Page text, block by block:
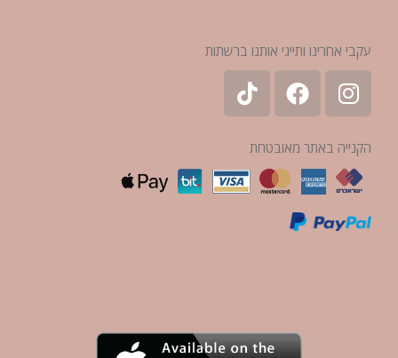
עקבי אחרינו ותייגי אותנו ברשתות
הקנייה באתר מאובטחת